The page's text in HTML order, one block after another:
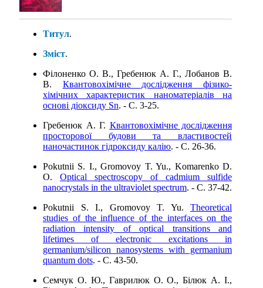
Титул.
Зміст.
Філоненко О. В., Гребенюк А. Г., Лобанов В.
В. Квантовохімічне дослідження фізико-
хімічних характеристик наноматеріалів на
основі діоксиду Sn. - C. 3-25.
Гребенюк А. Г. Квантовохімічне дослідження
просторової будови та властивостей
наночастинок гідроксиду калію. - C. 26-36.
Pokutnii S. I., Gromovoy T. Yu., Komarenko D.
O. Optical spectroscopy of cadmium sulfide
nanocrystals in the ultraviolet spectrum. - C. 37-42.
Pokutnii S. I., Gromovoy T. Yu. Theoretical
studies of the influence of the interfaces on the
radiation intensity of optical transitions and
lifetimes of electronic excitations in
germanium/silicon nanosystems with germanium
quantum dots. - C. 43-50.
Семчук O. Ю., Гаврилюк О. О., Білюк А. І.,